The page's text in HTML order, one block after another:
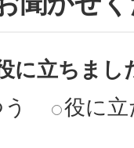
に立ちまし
役に